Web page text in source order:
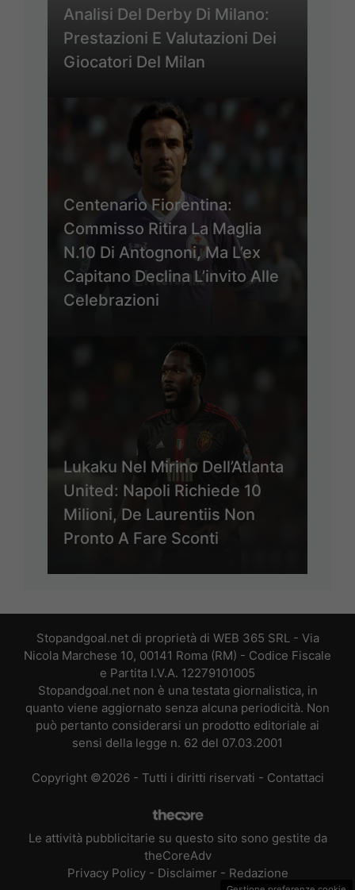
Analisi Del Derby Di Milano:
Prestazioni E Valutazioni Dei
Giocatori Del Milan
Centenario Fiorentina:
Commisso Ritira La Maglia
N.10 Di Antognoni, Ma L’ex
Capitano Declina L’invito Alle
Celebrazioni
Lukaku Nel Mirino Dell’Atlanta
United: Napoli Richiede 10
Milioni, De Laurentiis Non
Pronto A Fare Sconti
Stopandgoal.net di proprietà di WEB 365 SRL - Via
Nicola Marchese 10, 00141 Roma (RM) - Codice Fiscale
e Partita I.V.A. 12279101005
Stopandgoal.net non è una testata giornalistica, in
quanto viene aggiornato senza alcuna periodicità. Non
può pertanto considerarsi un prodotto editoriale ai
sensi della legge n. 62 del 07.03.2001
Copyright ©2026 - Tutti i diritti riservati - Contattaci
Le attività pubblicitarie su questo sito sono gestite da
theCoreAdv
Privacy Policy- Disclaimer - Redazione